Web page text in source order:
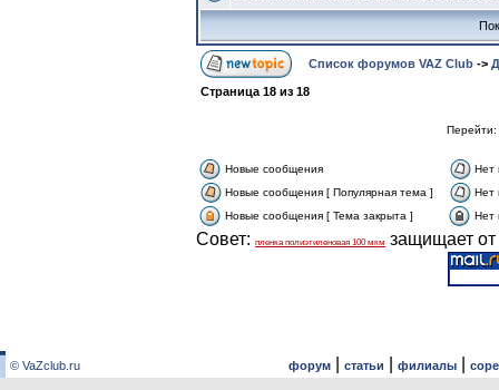
Список форумов VAZ Club ->
Страница 18 из 18
Перейти:
Новые сообщения
Нет
Новые сообщения [ Популярная тема ]
Нет
Новые сообщения [ Тема закрыта ]
Нет
Совет: пленка полиэтиленовая 100 мкм защищает
© VaZclub.ru форум| статьи филиалы|